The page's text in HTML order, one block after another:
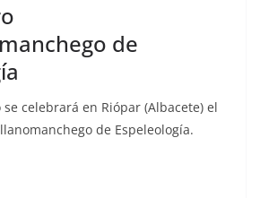
de
se celebrará en Riópar (Albacete) el
de Espeleología.